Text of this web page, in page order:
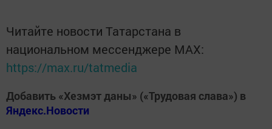
Читайте новости Татарстана в
национальном мессенджере MАХ:
https://max.ru/tatmedia
Добавить «Хезмэт даны» («Трудовая слава») в
Яндекс.Новости